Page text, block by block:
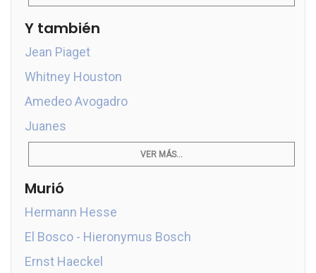
Y también
Jean Piaget
Whitney Houston
Amedeo Avogadro
Juanes
VER MÁS...
Murió
Hermann Hesse
El Bosco - Hieronymus Bosch
Ernst Haeckel